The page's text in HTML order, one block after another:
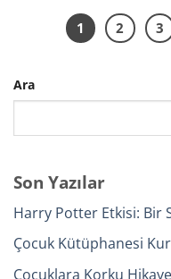
1 2 3
Ara
Son Yazılar
Harry Potter Etkisi: Bir
Çocuk Kütüphanesi
Çocuklara Korku